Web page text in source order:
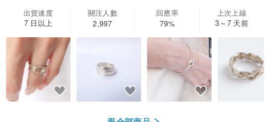
出貨速度
7 日以上
關注人數
2,997
回應率
79%
上次上線
3～7 天前